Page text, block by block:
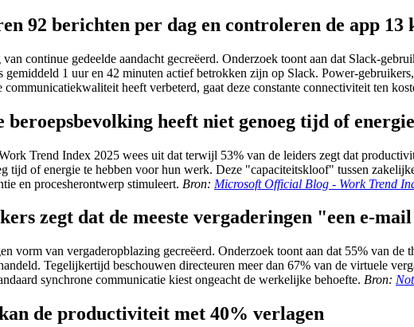
92 berichten per dag en controleren de app 13
continue gedeelde aandacht gecreëerd. Onderzoek toont aan dat Slack-
1 uur en 42 minuten actief betrokken zijn op Slack. Power-
heeft verbeterd, gaat deze constante connectiviteit ten
beroepsbevolking heeft niet genoeg tijd of
Trend Index 2025 wees uit dat terwijl 53% van de leiders zegt dat
tijd of energie te hebben voor hun werk. Deze "capaciteitskloof" tussen
en procesherontwerp stimuleert. Bron: Microsoft Official Blog - Work Trend
zegt dat de meeste vergaderingen "een e-
vorm van vergaderopblazing gecreëerd. Onderzoek toont aan dat 55% van
Tegelijkertijd beschouwen directeuren meer dan 67% van de virtuele
synchrone communicatie kiest ongeacht de werkelijke behoefte. Bron:
de productiviteit met 40% verlagen